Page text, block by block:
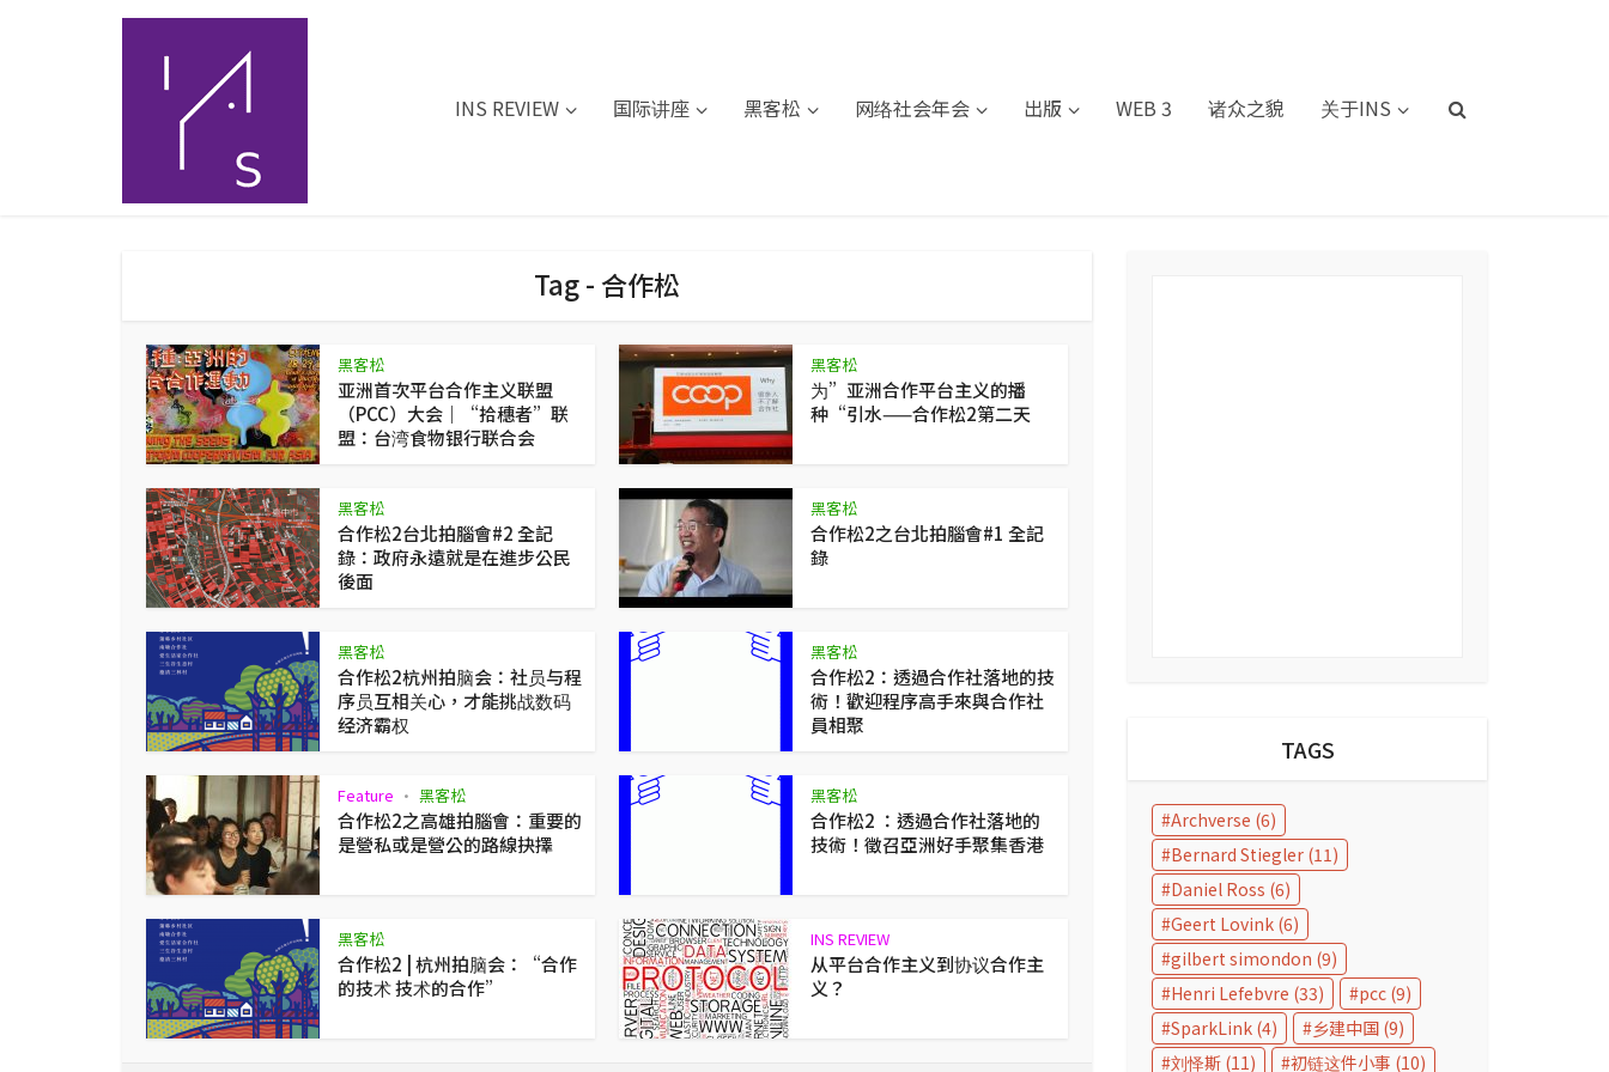
INS REVIEW 国际讲座 黑客松 网络社会年会 出版 WEB 3 诸众之貌 关于INS
Tag - 合作松
黑客松
亚洲首次平台合作主义联盟
（PCC）大会｜“拾穗者”联
盟：台湾食物银行联合会
黑客松
为”亚洲合作平台主义的播
种“引水——合作松2第二天
黑客松
合作松2台北拍腦會#2 全記
錄：政府永遠就是在進步公民
後面
黑客松
合作松2之台北拍腦會#1 全記
錄
黑客松
合作松2杭州拍脑会：社员与程
序员互相关心，才能挑战数码
经济霸权
黑客松
合作松2：透過合作社落地的技
術！歡迎程序高手來與合作社
員相聚
Feature • 黑客松
合作松2之高雄拍腦會：重要的
是營私或是營公的路線抉擇
黑客松
合作松2 ：透過合作社落地的
技術！徵召亞洲好手聚集香港
黑客松
合作松2 | 杭州拍脑会：“合作
的技术 技术的合作”
INS REVIEW
从平台合作主义到协议合作主
义？
TAGS
Archverse (6)
Bernard Stiegler (11)
Daniel Ross (6)
Geert Lovink (6)
gilbert simondon (9)
Henri Lefebvre (33) pcc (9)
SparkLink (4) 乡建中国 (9)
刘怿斯 (11) 初链这件小事 (10)